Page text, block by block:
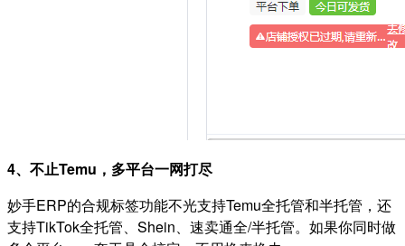
4、不止Temu，多平台一网打尽
妙手ERP的合规标签功能不光支持Temu全托管和半托管，还
支持TikTok全托管、Shein、速卖通全/半托管。如果你同时做